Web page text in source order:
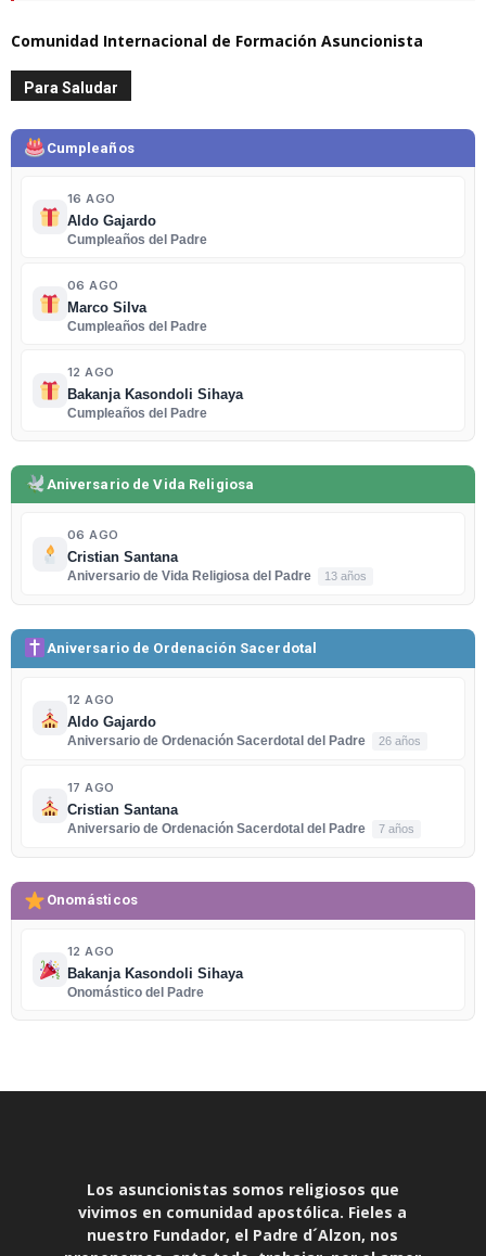
Comunidad Internacional de Formación Asuncionista
Para Saludar
Cumpleaños
16 AGO
Aldo Gajardo
Cumpleaños del Padre
06 AGO
Marco Silva
Cumpleaños del Padre
12 AGO
Bakanja Kasondoli Sihaya
Cumpleaños del Padre
Aniversario de Vida Religiosa
06 AGO
Cristian Santana
Aniversario de Vida Religiosa del Padre
13 años
Aniversario de Ordenación Sacerdotal
12 AGO
Aldo Gajardo
Aniversario de Ordenación Sacerdotal del Padre
26 años
17 AGO
Cristian Santana
Aniversario de Ordenación Sacerdotal del Padre
7 años
Onomásticos
12 AGO
Bakanja Kasondoli Sihaya
Onomástico del Padre
Los asuncionistas somos religiosos que
vivimos en comunidad apostólica. Fieles a
nuestro Fundador, el Padre d´Alzon, nos